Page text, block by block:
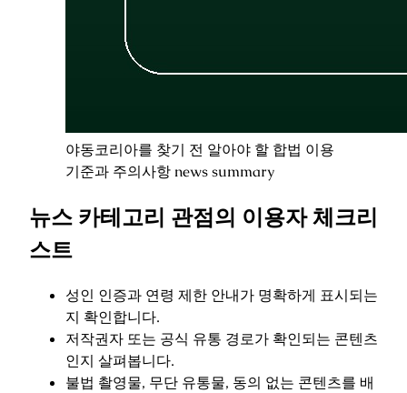
야동코리아를 찾기 전 알아야 할 합법 이용
기준과 주의사항 news summary
뉴스 카테고리 관점의 이용자 체크리
스트
성인 인증과 연령 제한 안내가 명확하게 표시되는
지 확인합니다.
저작권자 또는 공식 유통 경로가 확인되는 콘텐츠
인지 살펴봅니다.
불법 촬영물, 무단 유통물, 동의 없는 콘텐츠를 배